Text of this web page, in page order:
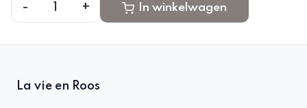
- + In winkelwagen
La vie en Roos